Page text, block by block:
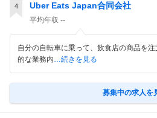
4 Uber Eats Japan合同会社
平均年収 --
自分の自転車に乗って、飲食店の商品を
的な業務内…続きを見る
募集中の求人を